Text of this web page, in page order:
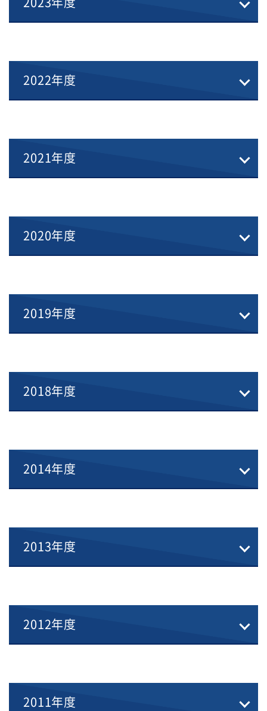
2022年度
2021年度
2020年度
2019年度
2018年度
2014年度
2013年度
2012年度
2011年度